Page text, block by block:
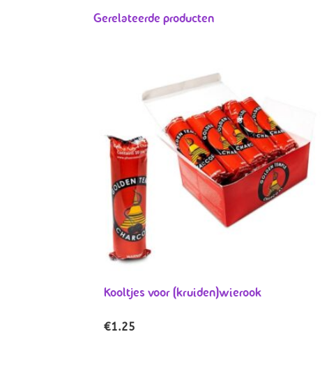
Gerelateerde producten
Kooltjes voor (kruiden)wierook
€1.25